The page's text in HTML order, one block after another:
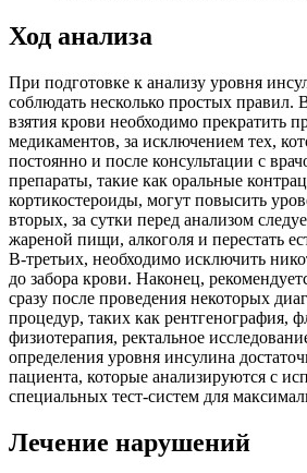
Ход анализа
При подготовке к анализу уровня
соблюдать несколько простых правил.
взятия крови необходимо прекратить
медикаментов, за исключением тех,
постоянно и после консультации с
препараты, такие как оральные
кортикостероиды, могут повысить
вторых, за сутки перед анализом
жареной пищи, алкоголя и перестать
В-третьих, необходимо исключить
до забора крови. Наконец,
сразу после проведения некоторых
процедур, таких как рентгенография,
физиотерапия, ректальное
определения уровня инсулина
пациента, которые анализируются с
специальных тест-систем для
Лечение нарушений